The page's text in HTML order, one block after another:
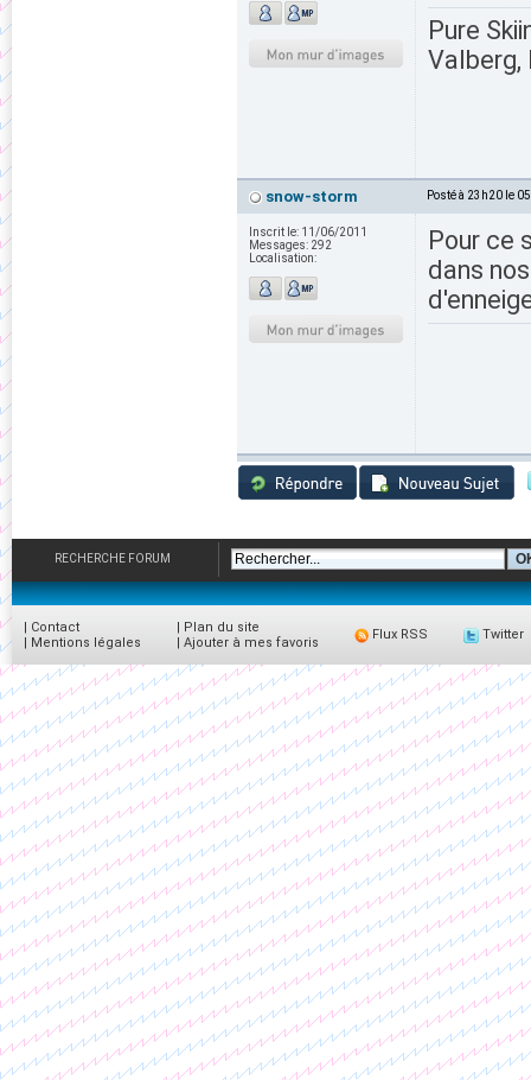
Pure
Valberg,
snow-storm Posté à 23h20 le
Inscrit le: 11/06/2011
Messages: 292
Localisation:
Pour ce
dans
RECHERCHE FORUM
| Contact
| Mentions légales
| Plan du site
| Ajouter à mes favoris
Flux RSS Twitter